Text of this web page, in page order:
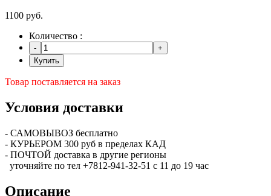
1100 руб.
Количество :
Купить
Товар поставляется на заказ
Условия доставки
- САМОВЫВОЗ бесплатно
- КУРЬЕРОМ 300 руб в пределах КАД
- ПОЧТОЙ доставка в другие регионы
уточняйте по тел +7812-941-32-51 с 11 до 19 час
Описание